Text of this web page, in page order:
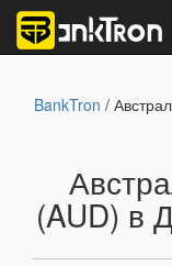
BankTron /
(AUD) в